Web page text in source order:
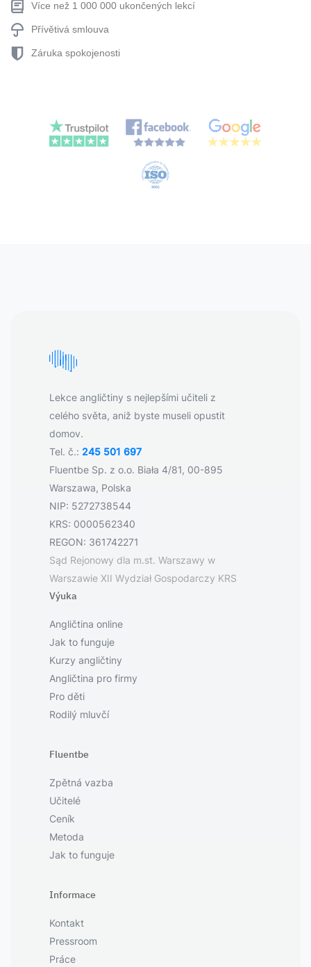
Více než 1 000 000 ukončených lekcí
Přívětivá smlouva
Záruka spokojenosti
Lekce angličtiny s nejlepšími učiteli z
celého světa, aniž byste museli opustit
domov.
Tel. č.: 245 501 697
Fluentbe Sp. z o.o. Biała 4/81, 00-895
Warszawa, Polska
NIP: 5272738544
KRS: 0000562340
REGON: 361742271
Sąd Rejonowy dla m.st. Warszawy w
Warszawie XII Wydział Gospodarczy KRS
Výuka
Angličtina online
Jak to funguje
Kurzy angličtiny
Angličtina pro firmy
Pro děti
Rodilý mluvčí
Fluentbe
Zpětná vazba
Učitelé
Ceník
Metoda
Jak to funguje
Informace
Kontakt
Pressroom
Práce